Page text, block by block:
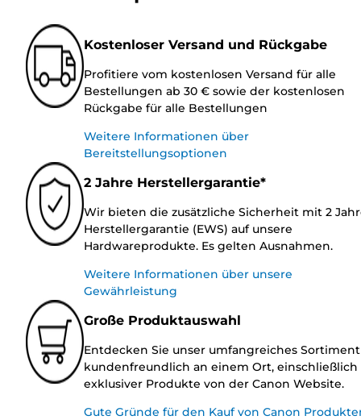
Kostenloser Versand und Rückgabe
Profitiere vom kostenlosen Versand für alle
Bestellungen ab 30 € sowie der kostenlosen
Rückgabe für alle Bestellungen
Weitere Informationen über
Bereitstellungsoptionen
2 Jahre Herstellergarantie*
Wir bieten die zusätzliche Sicherheit mit 2
Herstellergarantie (EWS) auf unsere
Hardwareprodukte. Es gelten Ausnahmen.
Weitere Informationen über unsere
Gewährleistung
Große Produktauswahl
Entdecken Sie unser umfangreiches Sortiment
kundenfreundlich an einem Ort, einschließlich
exklusiver Produkte von der Canon Website.
Gute Gründe für den Kauf von Canon